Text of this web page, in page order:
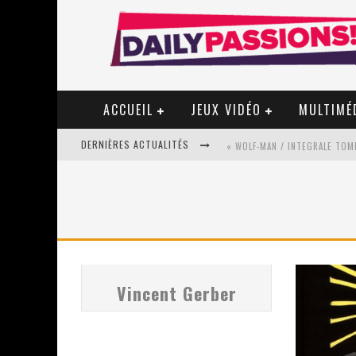
ACCUEIL JEUX VIDÉO
DERNIÈRES ACTUALITÉS « WOLF-MAN / INTEGRALE
« MON VILLAGE RÉVOLTÉ » -
PSYRIVER 2026 : LA MAGIE
« MOFUSAND / PARLER
Vincent Gerber